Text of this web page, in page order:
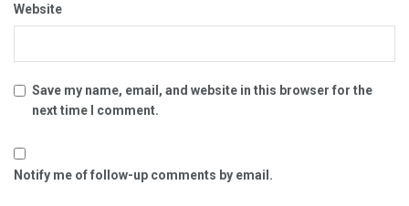
Website
Save my name, email, and website in this browser for the
next time I comment.
Notify me of follow-up comments by email.